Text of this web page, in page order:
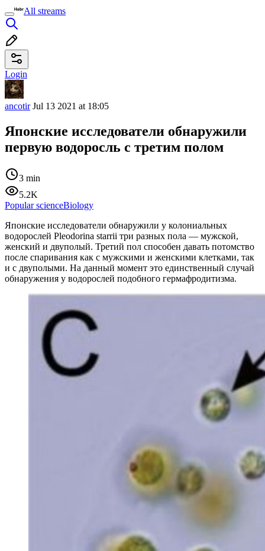
All streams
Login
ancotirJul 13 2021 at 18:05
Японские исследователи обнаружили
первую водоросль с третим полом
3 min
5.2K
Popular scienceBiology
Японские исследователи обнаружили у колониальных
водорослей Pleodorina starrii три разных пола — мужской,
женский и двуполый. Третий пол способен давать потомство
после спаривания как с мужскими и женскими клетками, так
и с двуполыми. На данный момент это единственный случай
обнаружения у водорослей подобного гермафродитизма.